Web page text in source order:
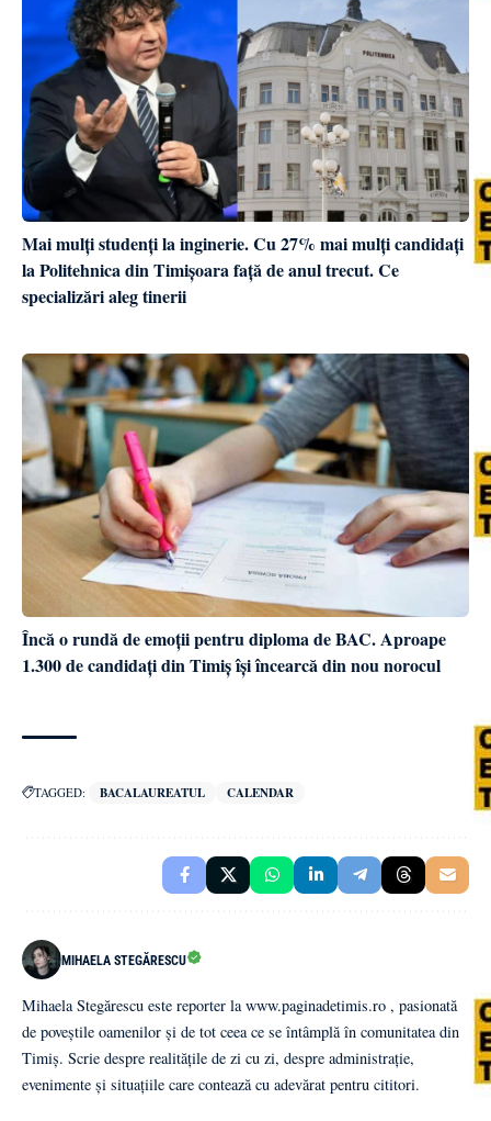
Mai mulți studenți la inginerie. Cu 27% mai mulți candidați
la Politehnica din Timișoara față de anul trecut. Ce
specializări aleg tinerii
Încă o rundă de emoții pentru diploma de BAC. Aproape
1.300 de candidați din Timiș își încearcă din nou norocul
TAGGED: BACALAUREATUL CALENDAR
MIHAELA STEGĂRESCU
Mihaela Stegărescu este reporter la www.paginadetimis.ro , pasionată
de poveștile oamenilor și de tot ceea ce se întâmplă în comunitatea din
Timiș. Scrie despre realitățile de zi cu zi, despre administrație,
evenimente și situațiile care contează cu adevărat pentru cititori.